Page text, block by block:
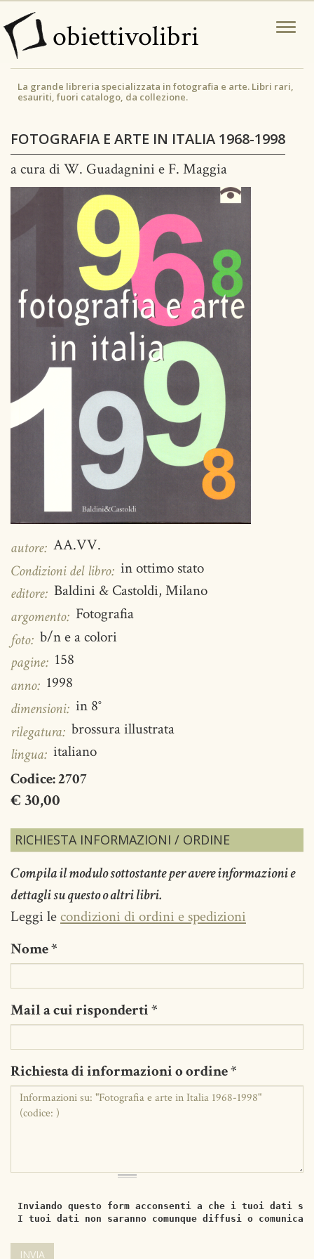
Salta
al
contenuto obiettivolibri
La grande libreria specializzata in fotografia e arte. Libri rari,
esauriti, fuori catalogo, da collezione.
FOTOGRAFIA E ARTE IN ITALIA 1968-1998
a cura di W. Guadagnini e F. Maggia
autore: AA.VV.
Condizioni del libro: in ottimo stato
editore: Baldini & Castoldi, Milano
argomento: Fotografia
foto: b/n e a colori
pagine: 158
anno: 1998
dimensioni: in 8°
rilegatura: brossura illustrata
lingua: italiano
Codice:2707
€ 30,00
RICHIESTA INFORMAZIONI / ORDINE
Compila il modulo sottostante per avere informazioni e
dettagli su questo o altri libri.
Leggi lecondizioni di ordini e spedizioni
Nome*
Mail a cui risponderti*
Richiesta di informazioni o ordine*
Inviando questo form acconsenti a che i tuoi dati
I tuoi dati non saranno comunque diffusi o
INVIA